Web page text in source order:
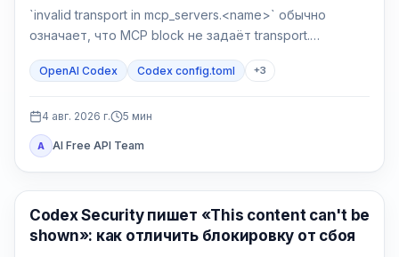
`invalid transport in mcp_servers.<name>` обычно
означает, что MCP block не задаёт transport.
отдельно проверьте разбор и соединение.
OpenAI Codex Codex config.toml +3
4 авг. 2026 г. 5 мин
A AI Free API Team
OpenAI Codex
Codex Security пишет «This content can't be
shown»: как отличить блокировку от сбоя